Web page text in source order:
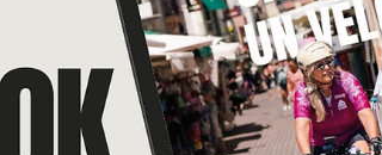
octobre à Montpellier.